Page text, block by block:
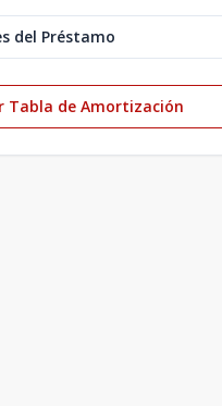
del Préstamo
Tabla de Amortización